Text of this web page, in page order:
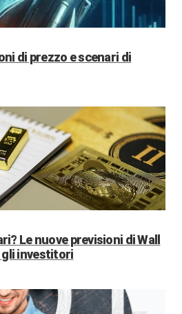
di prezzo e scenari di
Le nuove previsioni di Wall
investitori